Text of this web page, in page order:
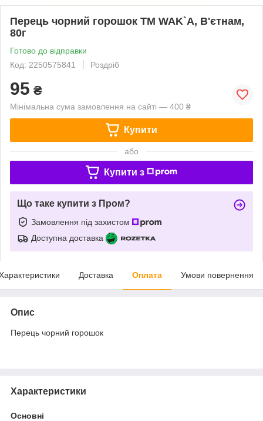
Перець чорний горошок TM WAK`A, В'єтнам,
80г
Готово до відправки
Код: 2250575841
Роздріб
95 ₴
Мінімальна сума замовлення на сайті — 400 ₴
Купити
або
Купити з
Що таке купити з Пром?
Замовлення під захистом
Доступна доставка
Доставка Оплата Умови повернення
Опис
Перець чорний горошок
Характеристики
Основні